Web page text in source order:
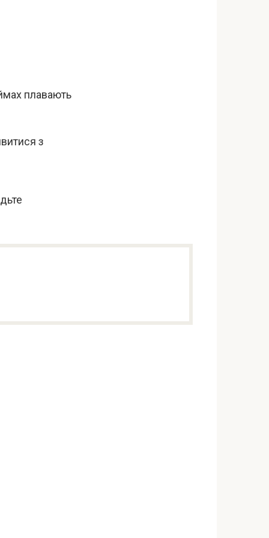
плавають
з